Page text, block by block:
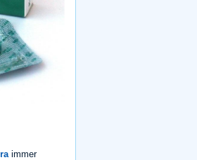
immer